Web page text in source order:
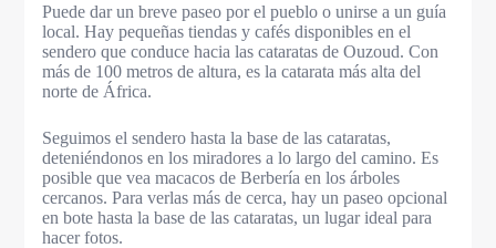
Puede dar un breve paseo por el pueblo o unirse a un guía
local. Hay pequeñas tiendas y cafés disponibles en el
sendero que conduce hacia las cataratas de Ouzoud. Con
más de 100 metros de altura, es la catarata más alta del
norte de África.
Seguimos el sendero hasta la base de las cataratas,
deteniéndonos en los miradores a lo largo del camino. Es
posible que vea macacos de Berbería en los árboles
cercanos. Para verlas más de cerca, hay un paseo opcional
en bote hasta la base de las cataratas, un lugar ideal para
hacer fotos.